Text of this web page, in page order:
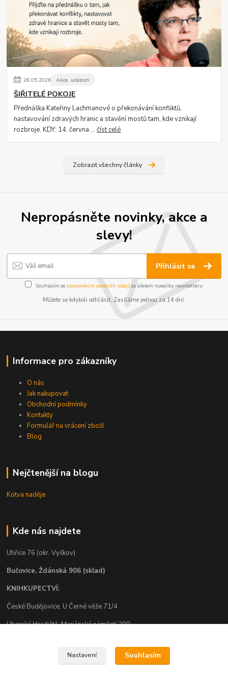
28.05.2026 Akce, události
ŠIŘITELÉ POKOJE
Přednáška Kateřiny Lachmanové o překonávání konfliktů,
nastavování zdravých hranic a stavění mostů tam, kde vznikají
rozbroje. KDY: 14. června ...číst celé
Zobrazit všechny články
Nepropásněte novinky, akce a
slevy!
Přihlásit se
Souhlasím se zpracováním osobních údajůza účelem rozesílky newsletteru.
Můžete se kdykoli odhlásit. Zasíláme jednou za 14 dní.
Informace pro zákazníky
O nás
Jak nakupovat
Obchodní podmínky
Kontakty
Formulář na vrácení zboží
Blog
Nejčtenější na blogu
Kotva naděje
Kde nás najdete
Uhřice 76 (okr. Vyškov)
Bučovice, Ždánská 906 (sklad)
KNIHKUPECTVÍ:
České Budějovice, U Černé věže 71/4
Uherské Hradiště, Mariánské náměstí 200
Nastavení Souhlasím